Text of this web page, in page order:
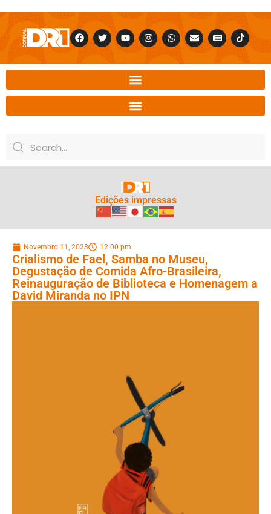
Edições impressas
Novembro 11, 2023 12:00 pm
Crialismo de Fael, Samba no Museu,
Degustação de Comida Afro-Brasileira,
Reinauguração de Biblioteca e Homenagem a
David Miranda no IPN